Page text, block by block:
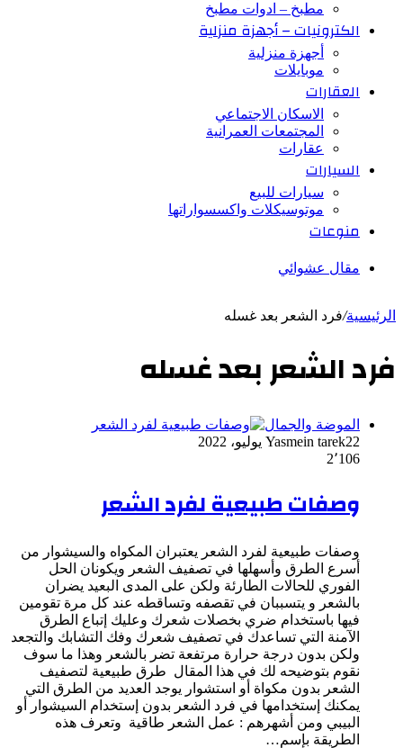
مطبخ – ادوات مطبخ
الكترونيات – أجهزة منزلية
أجهزة منزلية
موبايلات
العقارات
الاسكان الاجتماعي
المجتمعات العمرانية
عقارات
السيارات
سيارات للبيع
موتوسيكلات واكسسواراتها
منوعات
مقال عشوائي
الرئيسية/فرد الشعر بعد غسله
فرد الشعر بعد غسله
الموضة والجمال
Yasmein tarek22 يوليو، 2022
2٬106
وصفات طبيعية لفرد الشعر
وصفات طبيعية لفرد الشعر يعتبران المكواه والسيشوار من
أسرع الطرق وأسهلها في تصفيف الشعر ويكونان الحل
الفوري للحالات الطارئة ولكن على المدى البعيد يضران
بالشعر و يتسببان في تقصفه وتساقطه عند كل مرة تقومين
فيها باستخدام ضري بخصلات شعرك وعليك إتباع الطرق
الآمنة التي تساعدك في تصفيف شعرك وفك التشابك والتجعد
ولكن بدون درجة حرارة مرتفعة تضر بالشعر وهذا ما سوف
نقوم بتوضيحه لك في هذا المقال طرق طبيعية لتصفيف
الشعر بدون مكواة أو استشوار يوجد العديد من الطرق التي
يمكنك إستخدامها في فرد الشعر بدون إستخدام السيشوار أو
البيبي ومن أشهرهم : عمل الشعر طاقية وتعرف هذه
الطريقة بإسم…